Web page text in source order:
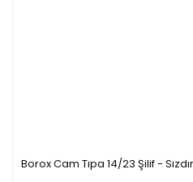
Borox Cam Tıpa 14/23 Şilif -